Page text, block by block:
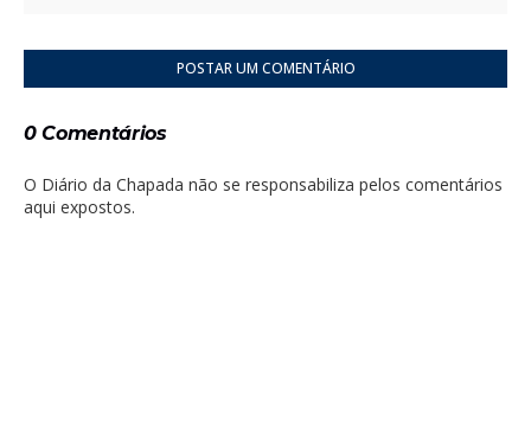
POSTAR UM COMENTÁRIO
0 Comentários
O Diário da Chapada não se responsabiliza pelos comentários
aqui expostos.